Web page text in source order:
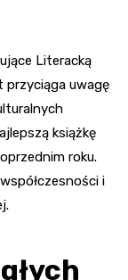
Literacką
przyciąga uwagę
książkę
roku.
i